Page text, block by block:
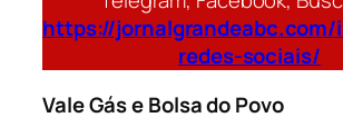
https://
redes-sociais/
Vale Gás e Bolsa do Povo